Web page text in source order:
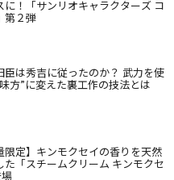
に！「サンリオキャラクターズ コ
第２弾
臣は秀吉に従ったのか？ 武力を使
方”に変えた裏工作の技法とは
限定】キンモクセイの香りを天然
た「スチームクリーム キンモクセ